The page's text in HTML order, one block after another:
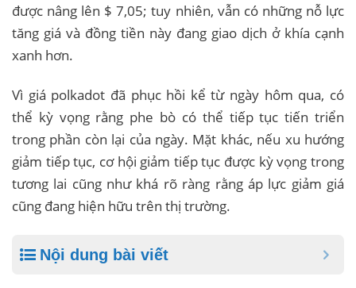
được nâng lên $ 7,05; tuy nhiên, vẫn có những nỗ lực
tăng giá và đồng tiền này đang giao dịch ở khía cạnh
xanh hơn.
Vì giá polkadot đã phục hồi kể từ ngày hôm qua, có
thể kỳ vọng rằng phe bò có thể tiếp tục tiến triển
trong phần còn lại của ngày. Mặt khác, nếu xu hướng
giảm tiếp tục, cơ hội giảm tiếp tục được kỳ vọng trong
tương lai cũng như khá rõ ràng rằng áp lực giảm giá
cũng đang hiện hữu trên thị trường.
Nội dung bài viết